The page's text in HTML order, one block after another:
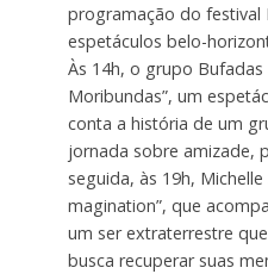
programação do festival
espetáculos belo-
Às 14h, o grupo Bufadas
Moribundas”, um
conta a história de um
jornada sobre amizade,
seguida, às 19h, Michelle
magination”, que
um ser extraterrestre
busca recuperar suas